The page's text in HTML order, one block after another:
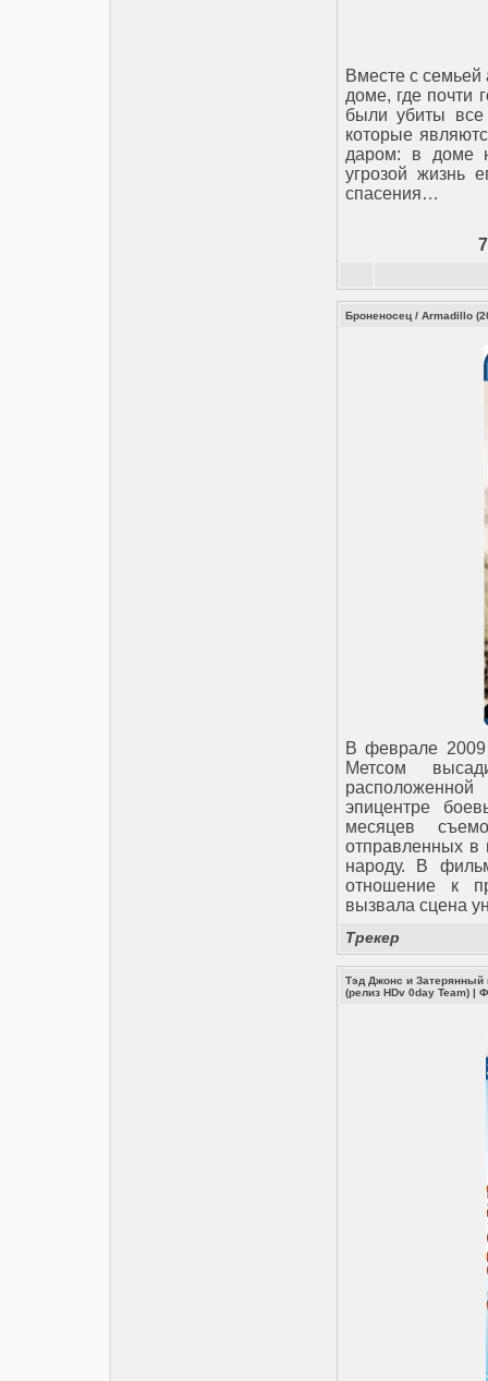
Вместе с семьей
доме, где почти
были убиты все
которые
даром: в доме
угрозой жизнь
спасения…
Броненосец / Armadillo
В феврале 2009
Метcом
эпицентре
месяцев
отправленных в
народу. В
отношение к
вызвала сцена
Трекер
Тэд Джонс и Затерянный
(релиз HDv 0day Team) |